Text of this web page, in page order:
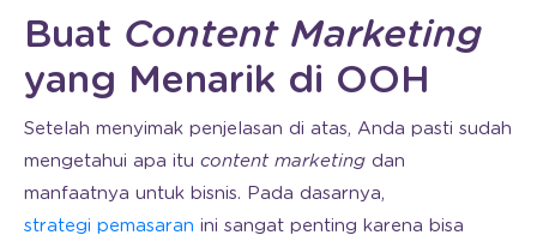
Buat Content Marketing
yang Menarik di OOH
Setelah menyimak penjelasan di atas, Anda pasti sudah
mengetahui apa itu content marketing dan
manfaatnya untuk bisnis. Pada dasarnya,
strategi pemasaran ini sangat penting karena bisa